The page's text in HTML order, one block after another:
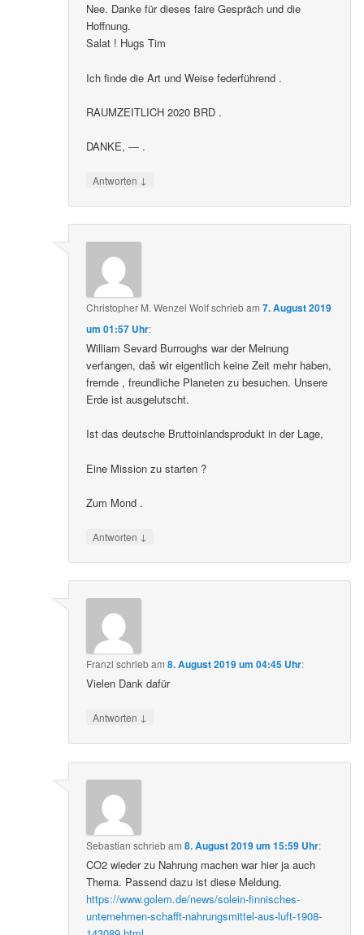
Nee. Danke für dieses faire Gespräch und die
Hoffnung.
Salat ! Hugs Tim
Ich finde die Art und Weise federführend .
RAUMZEITLICH 2020 BRD .
DANKE, — .
Antworten ↓
Christopher M. Wenzel Wolfschriebam7. August 2019
um 01:57 Uhr:
William Sevard Burroughs war der Meinung
verfangen, daš wir eigentlich keine Zeit mehr haben,
fremde , freundliche Planeten zu besuchen. Unsere
Erde ist ausgelutscht.
Ist das deutsche Bruttoinlandsprodukt in der Lage,
Eine Mission zu starten ?
Zum Mond .
Antworten ↓
Franzl schriebam8. August 2019 um 04:45 Uhr:
Vielen Dank dafür
Antworten ↓
Sebastian schriebam8. August 2019 um 15:59 Uhr:
CO2 wieder zu Nahrung machen war hier ja auch
Thema. Passend dazu ist diese Meldung.
https://www.golem.de/news/solein-finnisches-
unternehmen-schafft-nahrungsmittel-aus-luft-1908-